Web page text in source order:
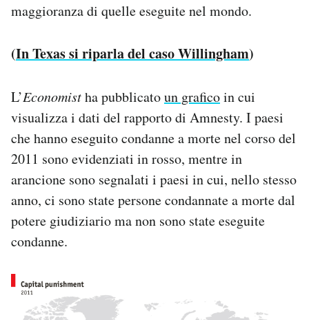
maggioranza di quelle eseguite nel mondo.
(In Texas si riparla del caso Willingham)
L’Economistha pubblicatoun graficoin cui
visualizza i dati del rapporto di Amnesty. I paesi
che hanno eseguito condanne a morte nel corso del
2011 sono evidenziati in rosso, mentre in
arancione sono segnalati i paesi in cui, nello stesso
anno, ci sono state persone condannate a morte dal
potere giudiziario ma non sono state eseguite
condanne.